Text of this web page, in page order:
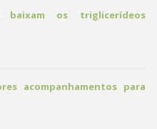
os triglicerídeos
acompanhamentos para